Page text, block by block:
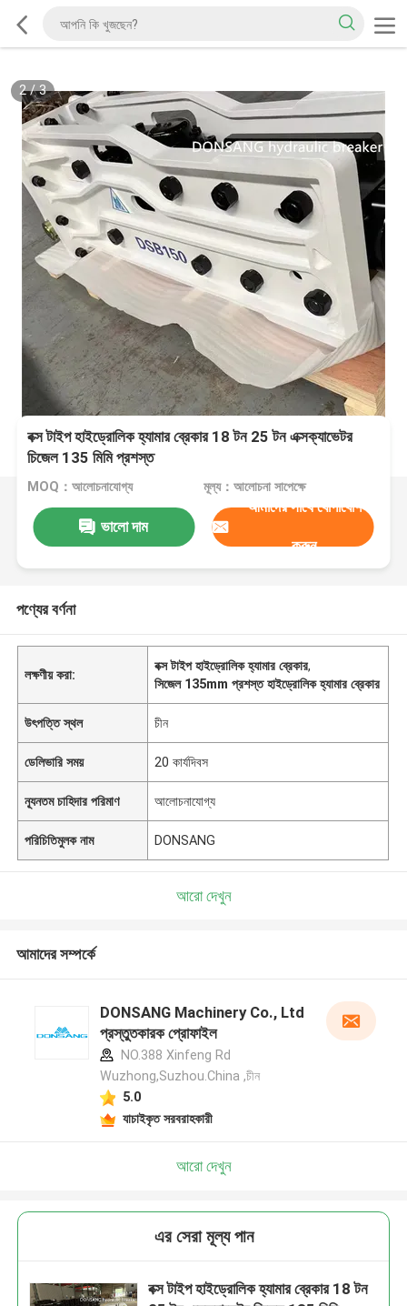
2/3
বক্স টাইপ হাইড্রোলিক হ্যামার ব্রেকার 18 টন 25 টন এক্সক্যাভেটর
চিজেল 135 মিমি প্রশস্ত
MOQ：আলোচনাযোগ্য মূল্য：আলোচনা সাপেক্ষে
ভালো দাম
আমাদের সাথে যোগাযোগ
করুন
পণ্যের বর্ণনা
লক্ষণীয় করা:
বক্স টাইপ হাইড্রোলিক হ্যামার ব্রেকার,
সিজেল 135mm প্রশস্ত হাইড্রোলিক হ্যামার ব্রেকার
উৎপত্তি স্থল চীন
ডেলিভারি সময় 20 কার্যদিবস
ন্যূনতম চাহিদার পরিমাণ আলোচনাযোগ্য
পরিচিতিমুলক নাম DONSANG
আরো দেখুন
আমাদের সম্পর্কে
DONSANG Machinery Co., Ltd
প্রস্তুতকারক প্রোফাইল
NO.388 Xinfeng Rd
Wuzhong,Suzhou.China ,চীন
5.0
যাচাইকৃত সরবরাহকারী
আরো দেখুন
এর সেরা মূল্য পান
বক্স টাইপ হাইড্রোলিক হ্যামার ব্রেকার 18 টন